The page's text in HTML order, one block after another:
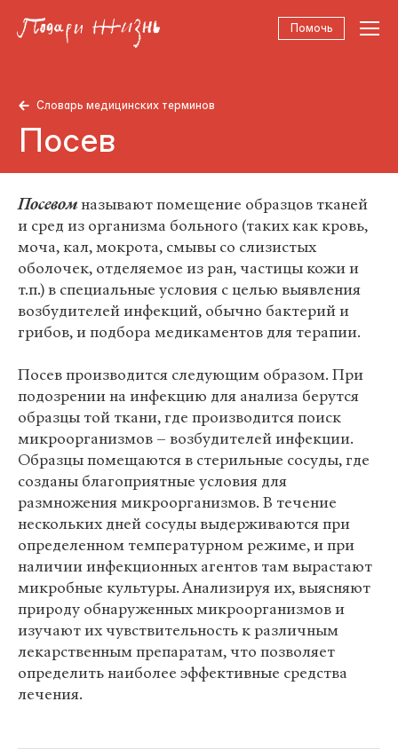
Помочь
Словарь медицинских терминов
Посев
Посевомназывают помещение образцов тканей
и сред из организма больного (таких как кровь,
моча, кал, мокрота, смывы со слизистых
оболочек, отделяемое из ран, частицы кожи и
т.п.) в специальные условия с целью выявления
возбудителей инфекций, обычно бактерий и
грибов, и подбора медикаментов для терапии.
Посев производится следующим образом. При
подозрении на инфекцию для анализа берутся
образцы той ткани, где производится поиск
микроорганизмов – возбудителей инфекции.
Образцы помещаются в стерильные сосуды, где
созданы благоприятные условия для
размножения микроорганизмов. В течение
нескольких дней сосуды выдерживаются при
определенном температурном режиме, и при
наличии инфекционных агентов там вырастают
микробные культуры. Анализируя их, выясняют
природу обнаруженных микроорганизмов и
изучают их чувствительность к различным
лекарственным препаратам, что позволяет
определить наиболее эффективные средства
лечения.